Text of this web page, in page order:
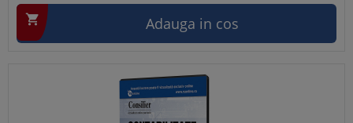
 Adauga in cos